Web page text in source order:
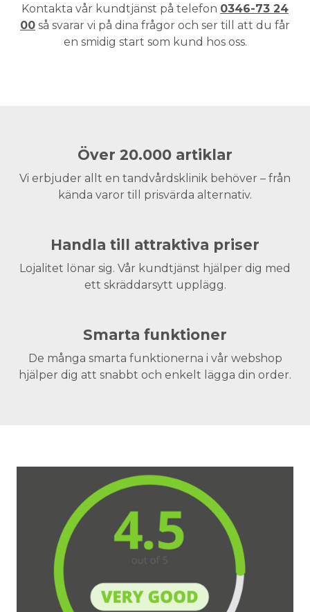
Kontakta vår kundtjänst på telefon 0346-73 24
00 så svarar vi på dina frågor och ser till att du får
en smidig start som kund hos oss.
Över 20.000 artiklar
Vi erbjuder allt en tandvårdsklinik behöver – från
kända varor till prisvärda alternativ.
Handla till attraktiva priser
Lojalitet lönar sig. Vår kundtjänst hjälper dig med
ett skräddarsytt upplägg.
Smarta funktioner
De många smarta funktionerna i vår webshop
hjälper dig att snabbt och enkelt lägga din order.